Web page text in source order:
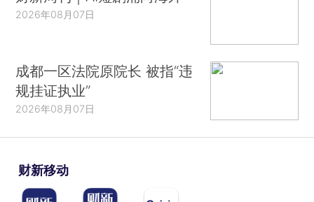
2026年08月07日
成都一区法院原院长 被指“违
规挂证执业”
2026年08月07日
财新移动